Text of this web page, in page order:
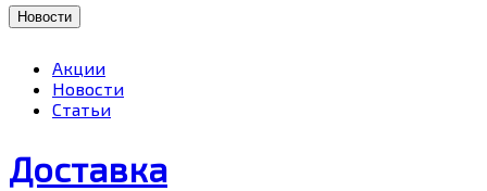
Новости
Акции
Новости
Статьи
Доставка